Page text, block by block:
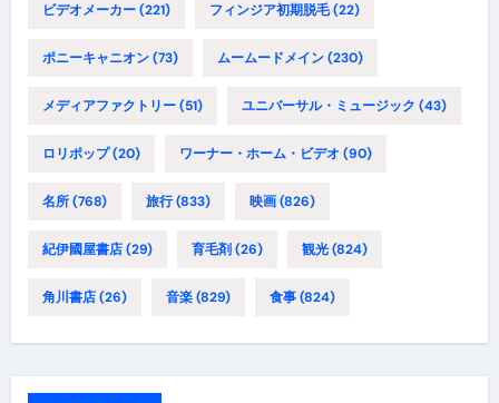
ビデオメーカー(221) フィンジア初期脱毛(22)
ポニーキャニオン(73) ムームードメイン(230)
メディアファクトリー(51) ユニバーサル・ミュージック (43)
ロリポップ(20) ワーナー・ホーム・ビデオ (90)
名所(768) 旅行(833) 映画(826)
紀伊國屋書店(29) 育毛剤 (26) 観光(824)
角川書店(26) 音楽(829) 食事(824)